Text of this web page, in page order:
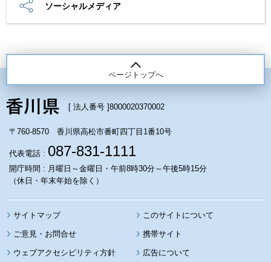
ソーシャルメディア
ページトップへ
[ 法人番号 ]8000020370002
〒760-8570 香川県高松市番町四丁目1番10号
代表電話 : 087-831-1111
開庁時間 : 月曜日～金曜日・午前8時30分～午後5時15分
（休日・年末年始を除く）
サイトマップ このサイトについて
携帯サイト
ウェブアクセシビリティ方針 広告について